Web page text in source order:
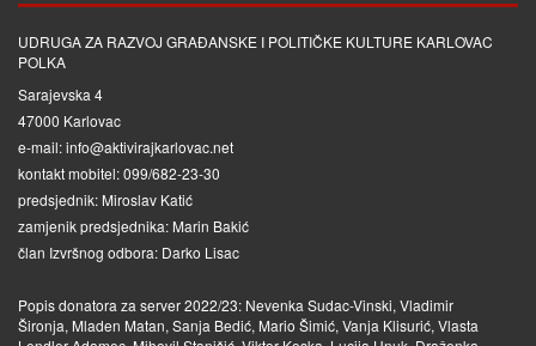
UDRUGA ZA RAZVOJ GRAĐANSKE I POLITIČKE KULTURE KARLOVAC
POLKA
Sarajevska 4
47000 Karlovac
e-mail: info@aktivirajkarlovac.net
kontakt mobitel: 099/682-23-30
predsjednik: Miroslav Katić
zamjenik predsjednika: Marin Bakić
član Izvršnog odbora: Darko Lisac
Popis donatora za server 2022/23: Nevenka Sudac-Vinski, Vladimir
Šironja, Mladen Matan, Sanja Bedić, Mario Šimić, Vanja Klisurić, Vlasta